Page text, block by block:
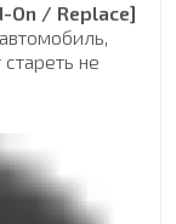
On / Replace]
не